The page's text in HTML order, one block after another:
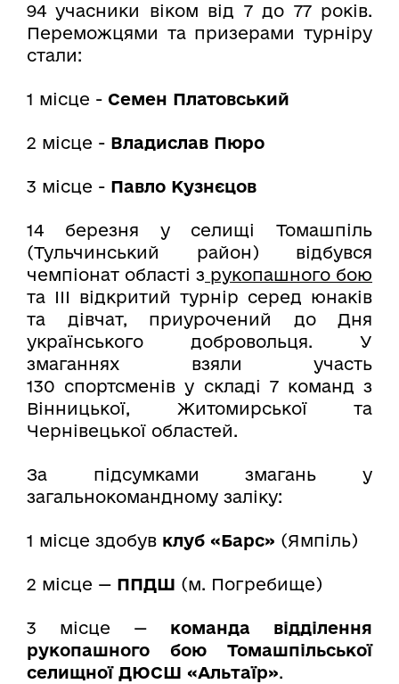
94 учасники віком від 7 до 77 років.
Переможцями та призерами турніру
стали:
1 місце - Семен Платовський
2 місце - Владислав Пюро
3 місце - Павло Кузнєцов
14 березня у селищі Томашпіль
(Тульчинський район) відбувся
чемпіонат області з рукопашного бою
та ІІІ відкритий турнір серед юнаків
та дівчат, приурочений до Дня
українського добровольця. У
змаганнях взяли участь
130 спортсменів у складі 7 команд з
Вінницької, Житомирської та
Чернівецької областей.
За підсумками змагань у
загальнокомандному заліку:
1 місце здобув клуб «Барс» (Ямпіль)
2 місце — ППДШ (м. Погребище)
3 місце — команда відділення
рукопашного бою Томашпільської
селищної ДЮСШ «Альтаїр».